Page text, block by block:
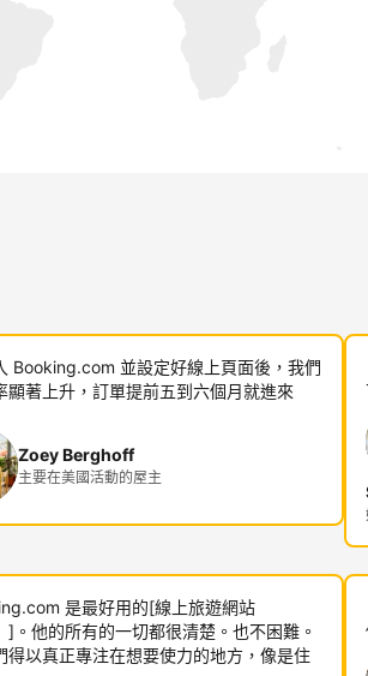
Booking.com 並設定好線上頁面後，我們
顯著上升，訂單提前五到六個月就進來
Zoey Berghoff
主要在美國活動的屋主
是最好用的[線上旅遊網站
]。他的所有的一切都很清楚。也不困難。
得以真正專注在想要使力的地方，像是住